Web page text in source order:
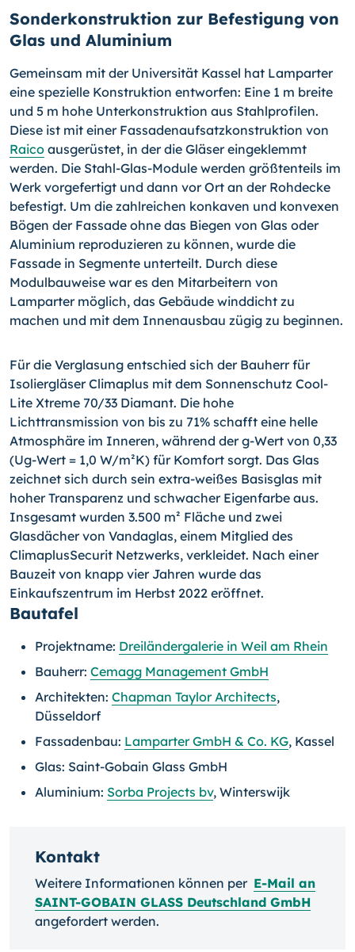
Sonderkonstruktion zur Befestigung von
Glas und Aluminium
Gemeinsam mit der Universität Kassel hat Lamparter
eine spezielle Konstruktion entworfen: Eine 1 m breite
und 5 m hohe Unterkonstruktion aus Stahlprofilen.
Diese ist mit einer Fassadenaufsatzkonstruktion von
Raico ausgerüstet, in der die Gläser eingeklemmt
werden. Die Stahl-Glas-Module werden größtenteils im
Werk vorgefertigt und dann vor Ort an der Rohdecke
befestigt. Um die zahlreichen konkaven und konvexen
Bögen der Fassade ohne das Biegen von Glas oder
Aluminium reproduzieren zu können, wurde die
Fassade in Segmente unterteilt. Durch diese
Modulbauweise war es den Mitarbeitern von
Lamparter möglich, das Gebäude winddicht zu
machen und mit dem Innenausbau zügig zu beginnen.
Für die Verglasung entschied sich der Bauherr für
Isoliergläser Climaplus mit dem Sonnenschutz Cool-
Lite Xtreme 70/33 Diamant. Die hohe
Lichttransmission von bis zu 71% schafft eine helle
Atmosphäre im Inneren, während der g-Wert von 0,33
(Ug-Wert = 1,0 W/m²K) für Komfort sorgt. Das Glas
zeichnet sich durch sein extra-weißes Basisglas mit
hoher Transparenz und schwacher Eigenfarbe aus.
Insgesamt wurden 3.500 m² Fläche und zwei
Glasdächer von Vandaglas, einem Mitglied des
ClimaplusSecurit Netzwerks, verkleidet. Nach einer
Bauzeit von knapp vier Jahren wurde das
Einkaufszentrum im Herbst 2022 eröffnet.
Bautafel
Projektname: Dreiländergalerie in Weil am Rhein
Bauherr: Cemagg Management GmbH
Architekten: Chapman Taylor Architects,
Düsseldorf
Fassadenbau: Lamparter GmbH & Co. KG, Kassel
Glas: Saint-Gobain Glass GmbH
Aluminium: Sorba Projects bv, Winterswijk
Kontakt
Weitere Informationen können per E-Mail an
SAINT-GOBAIN GLASS Deutschland GmbH
angefordert werden.